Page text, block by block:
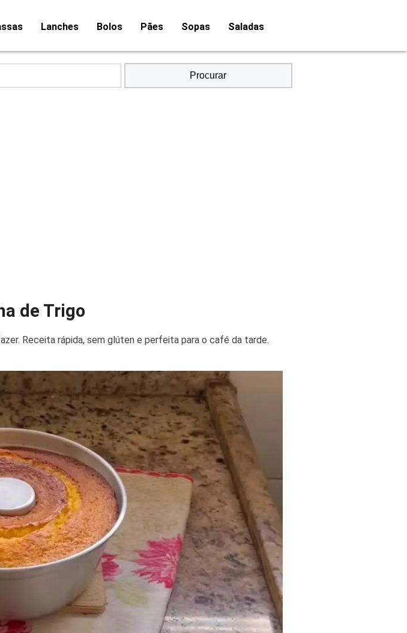
Lanches Bolos Pães Sopas Saladas
Procurar
de Trigo
Receita rápida, sem glúten e perfeita para o café da tarde.